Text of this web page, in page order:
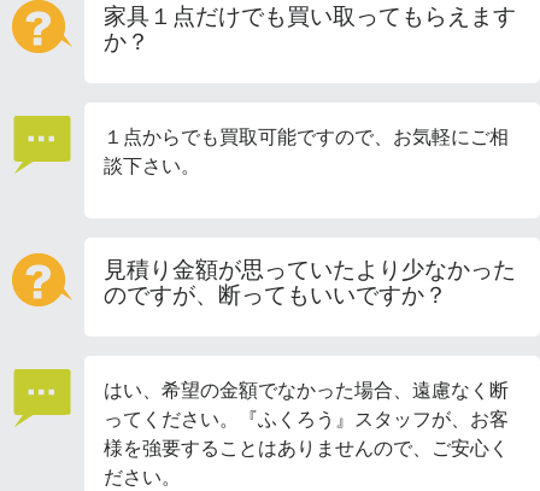
家具１点だけでも買い取ってもらえます
か？
１点からでも買取可能ですので、お気軽にご相
談下さい。
見積り金額が思っていたより少なかった
のですが、断ってもいいですか？
はい、希望の金額でなかった場合、遠慮なく断
ってください。『ふくろう』スタッフが、お客
様を強要することはありませんので、ご安心く
ださい。